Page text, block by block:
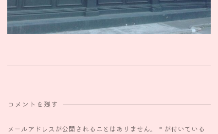
コメントを残す
メールアドレスが公開されることはありません。 * が付いている